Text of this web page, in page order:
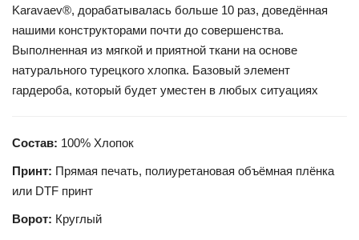
Karavaev®, дорабатывалась больше 10 раз, доведённая
нашими конструкторами почти до совершенства.
Выполненная из мягкой и приятной ткани на основе
натурального турецкого хлопка. Базовый элемент
гардероба, который будет уместен в любых ситуациях
Состав: 100% Хлопок
Принт: Прямая печать, полиуретановая объёмная плёнка
или DTF принт
Ворот: Круглый